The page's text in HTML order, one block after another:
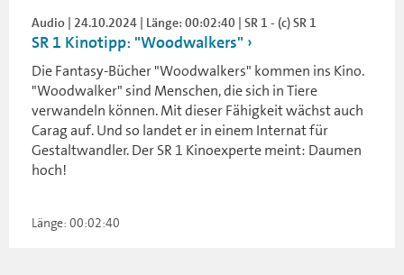
Audio | 24.10.2024 | Länge: 00:02:40 | SR 1 - (c) SR 1
SR 1 Kinotipp: "Woodwalkers"
Die Fantasy-Bücher "Woodwalkers" kommen ins Kino.
"Woodwalker" sind Menschen, die sich in Tiere
verwandeln können. Mit dieser Fähigkeit wächst auch
Carag auf. Und so landet er in einem Internat für
Gestaltwandler. Der SR 1 Kinoexperte meint: Daumen
hoch!
Länge: 00:02:40